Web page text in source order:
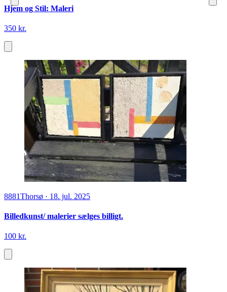
Hjem og Stil: Maleri
350 kr.
8881Thorsø · 18. jul. 2025
Billedkunst/ malerier sælges billigt.
100 kr.